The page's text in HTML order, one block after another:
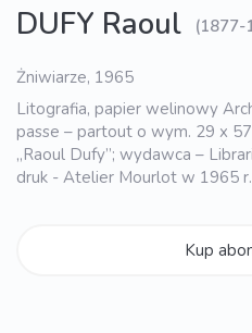
DUFY Raoul (1877-
Żniwiarze, 1965
Litografia, papier welinowy
passe – partout o wym. 29 x 57
„Raoul Dufy”; wydawca –
druk - Atelier Mourlot w 1965 r.
Kup